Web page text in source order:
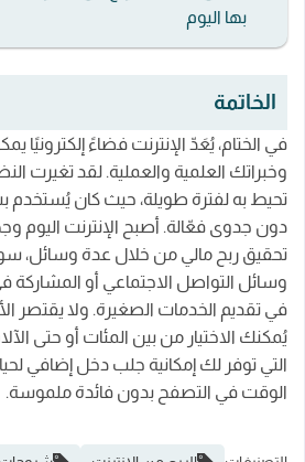
بها اليوم
الخاتمة
في الختام، يُعَدّ الإنترنت فضاءً إلكترونيًا
وخبراتك العلمية والعملية. لقد تغيرت
تحيط به لفترة طويلة، حيث كان
دون جدوى فعّالة. أصبح الإنترنت اليوم
تحقيق ربح مالي من خلال عدة وسائل،
وسائل التواصل الاجتماعي أو
في تقديم الخدمات الصغيرة. ولا يقتصر
يُمكنك الاختيار من بين المئات أو حتى
التي توفر لك إمكانية جلب دخل إضافي
الوقت في التصفح بدون فائدة ملموسة.